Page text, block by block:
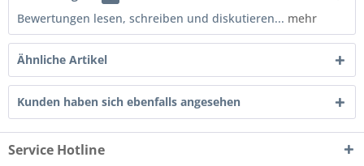
Bewertungen lesen, schreiben und diskutieren... mehr
Ähnliche Artikel
Kunden haben sich ebenfalls angesehen
Service Hotline